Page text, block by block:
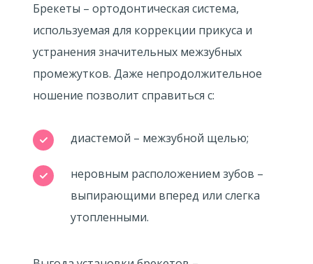
Брекеты – ортодонтическая система,
используемая для коррекции прикуса и
устранения значительных межзубных
промежутков. Даже непродолжительное
ношение позволит справиться с:
диастемой – межзубной щелью;
неровным расположением зубов –
выпирающими вперед или слегка
утопленными.